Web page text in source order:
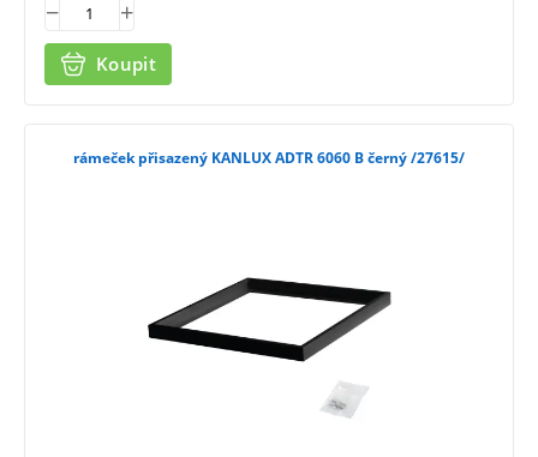
Koupit
rámeček přisazený KANLUX ADTR 6060 B černý /27615/